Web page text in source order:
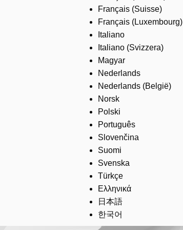
Français (Suisse)
Français (Luxembourg)
Italiano
Italiano (Svizzera)
Magyar
Nederlands
Nederlands (België)
Norsk
Polski
Português
Slovenčina
Suomi
Svenska
Türkçe
Ελληνικά
日本語
한국어